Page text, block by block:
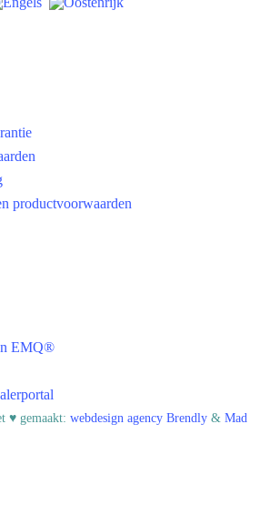
productvoorwaarden
EMQ®
♥︎ gemaakt: webdesign agency Brendly & Mad